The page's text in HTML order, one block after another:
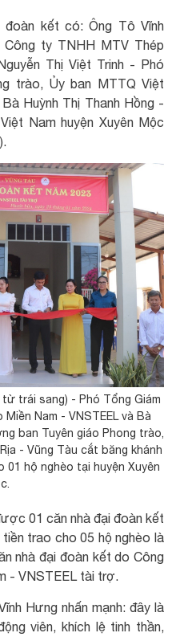
kết có: Ông Tô Vĩnh
ty TNHH MTV Thép
Thị Việt Trinh - Phó
trào, Ủy ban MTTQ Việt
Huỳnh Thị Thanh Hồng -
Nam huyện Xuyên Mộc
trái sang) - Phó Tổng Giám
Nam - VNSTEEL và Bà
ban Tuyên giáo Phong trào,
- Vũng Tàu cắt băng khánh
hộ nghèo tại huyện Xuyên
01 căn nhà đại đoàn kết
trao cho 05 hộ nghèo là
nhà đại đoàn kết do Công
- VNSTEEL tài trợ.
Hưng nhấn mạnh: đây là
viên, khích lệ tinh thần,